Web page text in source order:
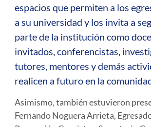
espacios que permiten a los
a su universidad y los invita a
parte de la institución como
invitados, conferencistas,
tutores, mentores y demás
realicen a futuro en la
Asimismo, también estuvieron
Fernando Noguera Arrieta,